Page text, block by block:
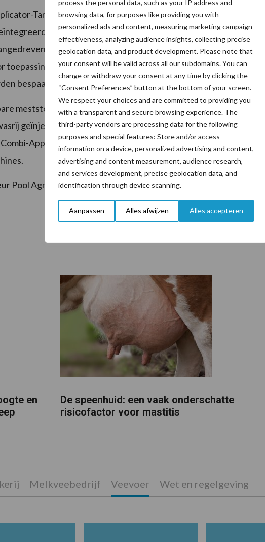
process the personal data, such as your IP address and
browsing data, for purposes like providing you with
personalized ads and content, measuring marketing campaign
effectiveness, analyzing audience insights, collecting precise
geolocation data, and product development. Please note that
your consent will be valid across all our subdomains. You can
change or withdraw your consent at any time by clicking the
“Consent Preferences” button at the bottom of your screen.
We respect your choices and are committed to providing you
with a transparent and secure browsing experience. The
third-party vendors are processing data for the following
purposes and special features: Store and/or access
information on a device, personalized advertising and content,
advertising and content measurement, audience research,
and services development, precise geolocation data, and
identification through device scanning.
Aanpassen Alles afwijzen Alles accepteren
Tank, combineert schoffelen met gerichte
tank van 800 liter, met een 100-liter
membraanpomp, maakt dosering en monitoring via
toepassing op de gewasrij in plaats van volveldsbespuiting kan
bespaard op water- en middelengebruik.
meststoffen bij onder meer maïs en suikerbieten. De
geïnjecteerd, wat de opname door de plant versnelt en
Applicator-Tank is vanaf 2026 leverbaar voor de
Pool Agri tonen beide innovaties op Agritechnica in hal 5,
en
De speenhuid: een vaak onderschatte
risicofactor voor mastitis
Melkveebedrijf Veevoer Wet en regelgeving